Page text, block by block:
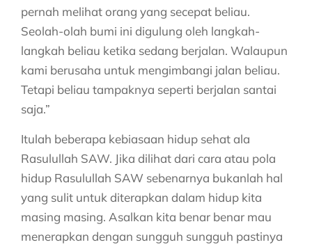
pernah melihat orang yang secepat beliau.
Seolah-olah bumi ini digulung oleh langkah-
langkah beliau ketika sedang berjalan. Walaupun
kami berusaha untuk mengimbangi jalan beliau.
Tetapi beliau tampaknya seperti berjalan santai
saja.”
Itulah beberapa kebiasaan hidup sehat ala
Rasulullah SAW. Jika dilihat dari cara atau pola
hidup Rasulullah SAW sebenarnya bukanlah hal
yang sulit untuk diterapkan dalam hidup kita
masing masing. Asalkan kita benar benar mau
menerapkan dengan sungguh sungguh pastinya